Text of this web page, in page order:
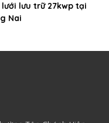
lưới lưu trữ 27kwp tại
Nai